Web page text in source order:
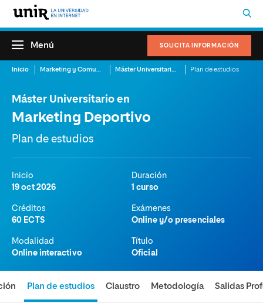
SOLICITA INFORMACIÓN
Menú
Inicio Marketing y Comunicación Máster Universitario en Marketing Deportivo Plan de estudios
Máster Universitario en
Marketing Deportivo
Plan de estudios
Inicio
19 oct 2026
Duración
1 curso
Créditos
60 ECTS
Exámenes
Online y/o presenciales
Modalidad
Online interactivo
Título
Oficial
Plan de estudios Claustro Metodología Salidas